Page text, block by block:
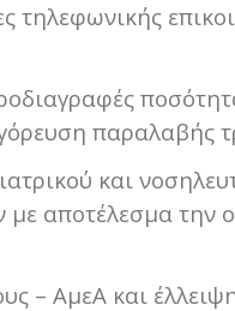
τηλεφωνικής
παραλαβής
και
αποτέλεσμα την
– ΑμεΑ και